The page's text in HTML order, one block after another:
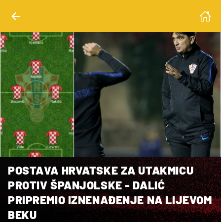
POSTAVA HRVATSKE ZA UTAKMICU
PROTIV ŠPANJOLSKE - DALIĆ
PRIPREMIO IZNENAĐENJE NA LIJEVOM
BEKU